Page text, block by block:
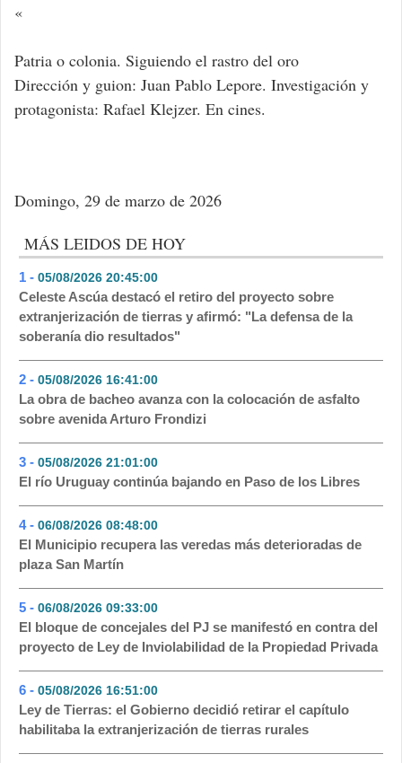
«
Patria o colonia. Siguiendo el rastro del oro
Dirección y guion: Juan Pablo Lepore. Investigación y
protagonista: Rafael Klejzer. En cines.
Domingo, 29 de marzo de 2026
MÁS LEIDOS DE HOY
1 - 05/08/2026 20:45:00
Celeste Ascúa destacó el retiro del proyecto sobre
extranjerización de tierras y afirmó: "La defensa de la
soberanía dio resultados"
2 - 05/08/2026 16:41:00
La obra de bacheo avanza con la colocación de asfalto
sobre avenida Arturo Frondizi
3 - 05/08/2026 21:01:00
El río Uruguay continúa bajando en Paso de los Libres
4 - 06/08/2026 08:48:00
El Municipio recupera las veredas más deterioradas de
plaza San Martín
5 - 06/08/2026 09:33:00
El bloque de concejales del PJ se manifestó en contra del
proyecto de Ley de Inviolabilidad de la Propiedad Privada
6 - 05/08/2026 16:51:00
Ley de Tierras: el Gobierno decidió retirar el capítulo
habilitaba la extranjerización de tierras rurales